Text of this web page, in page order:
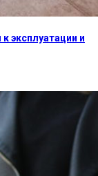
эксплуатации и